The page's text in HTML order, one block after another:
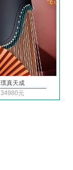
璞真天成
34980元